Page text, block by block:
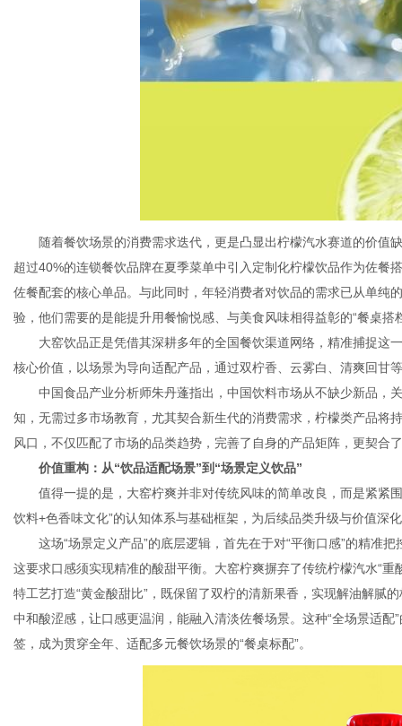
随着餐饮场景的消费需求迭代，更是凸显出柠檬汽水赛道的价值
超过40%的连锁餐饮品牌在夏季菜单中引入定制化柠檬饮品作为佐餐
佐餐配套的核心单品。与此同时，年轻消费者对饮品的需求已从单纯
验，他们需要的是能提升用餐愉悦感、与美食风味相得益彰的“餐桌
大窑饮品正是凭借其深耕多年的全国餐饮渠道网络，精准捕捉这
核心价值，以场景为导向适配产品，通过双柠香、云雾白、清爽回甘
中国食品产业分析师朱丹蓬指出，中国饮料市场从不缺少新品，
知，无需过多市场教育，尤其契合新生代的消费需求，柠檬类产品将
风口，不仅匹配了市场的品类趋势，完善了自身的产品矩阵，更契合
价值重构：从“饮品适配场景”到“场景定义饮品”
值得一提的是，大窑柠爽并非对传统风味的简单改良，而是紧紧
饮料+色香味文化”的认知体系与基础框架，为后续品类升级与价值深
这场“场景定义产品”的底层逻辑，首先在于对“平衡口感”的精准
这要求口感须实现精准的酸甜平衡。大窑柠爽摒弃了传统柠檬汽水“重
特工艺打造“黄金酸甜比”，既保留了双柠的清新果香，实现解油解腻
中和酸涩感，让口感更温润，能融入清淡佐餐场景。这种“全场景适
签，成为贯穿全年、适配多元餐饮场景的“餐桌标配”。